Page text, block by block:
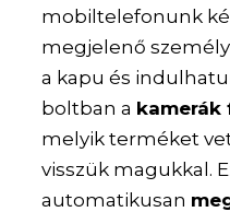
mobiltelefonunk
megjelenő
a kapu és
boltban a kamerák
melyik terméket
visszük magukkal.
automatikusan